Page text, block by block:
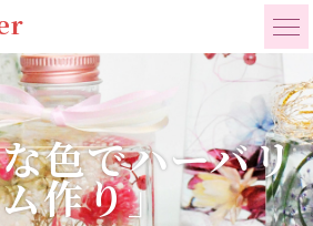
色でハーバリ
作り」